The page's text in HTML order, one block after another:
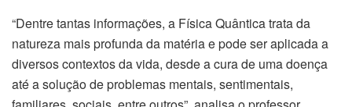
“Dentre tantas informações, a Física Quântica trata da
natureza mais profunda da matéria e pode ser aplicada a
diversos contextos da vida, desde a cura de uma doença
até a solução de problemas mentais, sentimentais,